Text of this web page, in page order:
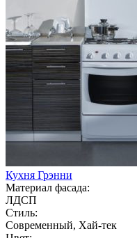
Кухня Грэнни
Материал фасада:
ЛДСП
Стиль:
Современный, Хай-тек